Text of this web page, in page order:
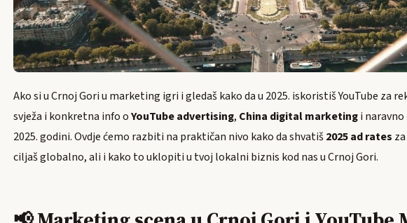
Ako si u Crnoj Gori u marketing igri i gledaš kako da u 2025. iskoristiš YouTube za
svježa i konkretna info oYouTube advertising, China digital marketingi
2025. godini. Ovdje ćemo razbiti na praktičan nivo kako da shvatiš2025 ad rates
ciljaš globalno, ali i kako to uklopiti u tvoj lokalni biznis kod nas u Crnoj Gori.